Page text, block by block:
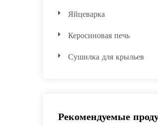
Яйцеварка
Керосиновая печь
Сушилка для крыльев
Рекомендуемые